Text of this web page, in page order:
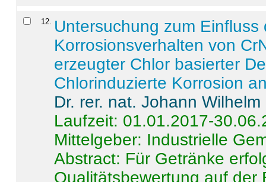
12
Untersuchung zum
Korrosionsverhalten von
erzeugter Chlor basierter
Chlorinduzierte Korrosion
Dr. rer. nat. Johann
Laufzeit: 01.01.2017-
Mittelgeber: Industrielle
Abstract: Für Getränke
Qualitätsbewertung auf der